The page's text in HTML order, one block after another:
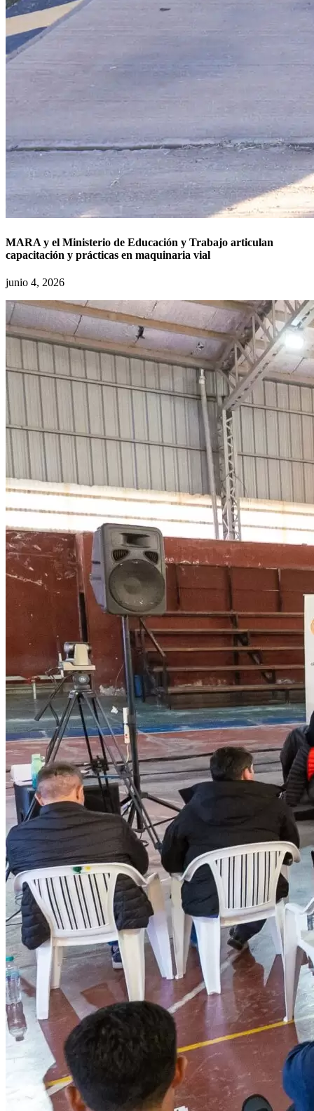
MARA y el Ministerio de Educación y Trabajo articulan
capacitación y prácticas en maquinaria vial
junio 4, 2026